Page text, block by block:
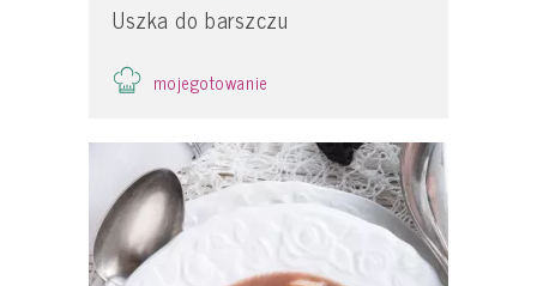
Uszka do barszczu
mojegotowanie